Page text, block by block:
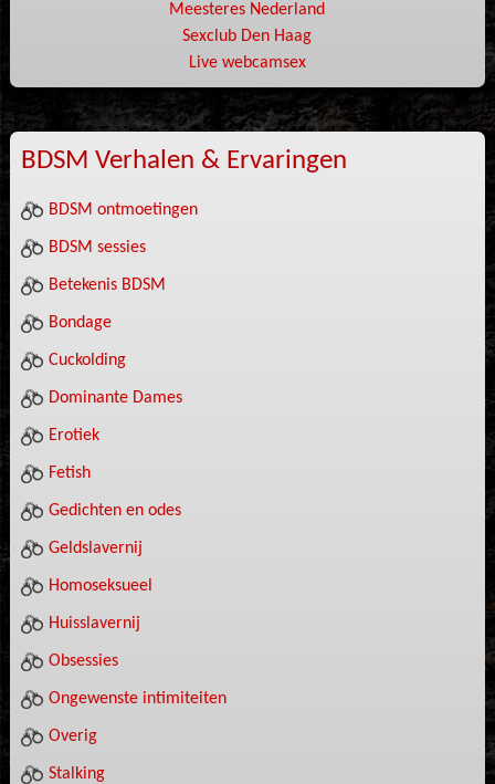
Meesteres Nederland
Sexclub Den Haag
Live webcamsex
BDSM Verhalen & Ervaringen
BDSM ontmoetingen
BDSM sessies
Betekenis BDSM
Bondage
Cuckolding
Dominante Dames
Erotiek
Fetish
Gedichten en odes
Geldslavernij
Homoseksueel
Huisslavernij
Obsessies
Ongewenste intimiteiten
Overig
Stalking